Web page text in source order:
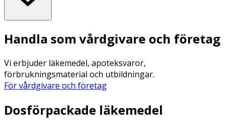
Handla som vårdgivare och företag
Vi erbjuder läkemedel, apoteksvaror,
förbrukningsmaterial och utbildningar.
För vårdgivare och företag
Dosförpackade läkemedel